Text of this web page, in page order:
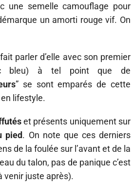
une semelle camouflage pour
un amorti rouge vif. On
parler d’elle avec son premier
bleu) à tel point que de
” se sont emparés de cette
lifestyle.
et présents uniquement sur
pied. On note que ces derniers
de la foulée sur l’avant et de la
du talon, pas de panique c’est
venir juste après).